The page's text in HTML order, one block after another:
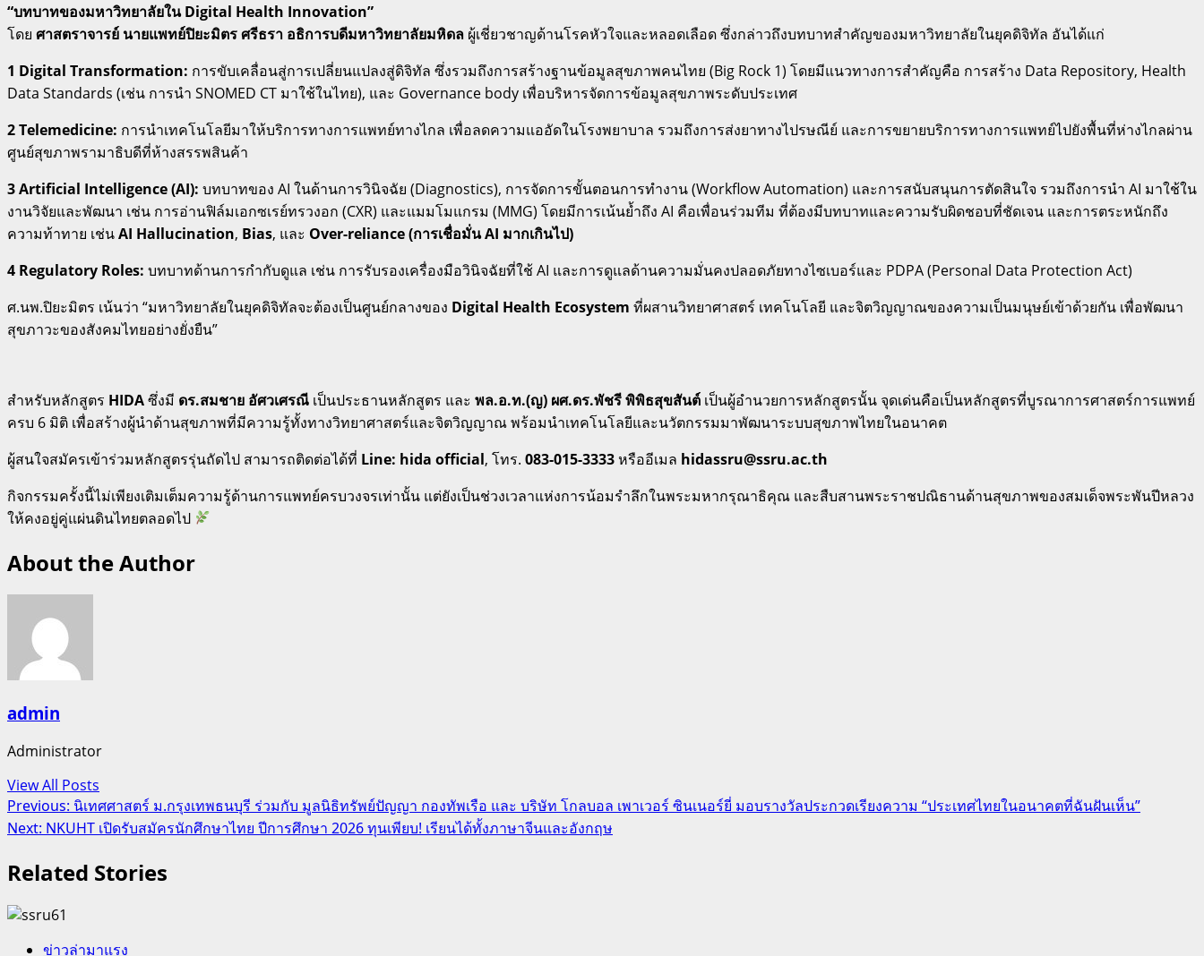
“บทบาทของมหาวิทยาลัยใน Digital Health Innovation”
โดย ศาสตราจารย์ นายแพทย์ปิยะมิตร ศรีธรา อธิการบดีมหาวิทยาลัยมหิดล ผู้เชี่ยวชาญด้านโรคหัวใจและหลอดเลือด ซึ่งกล่าวถึงบทบาทสำคัญของมหาวิทยาลัยในยุคดิจิทัล อันได้แก่
1 Digital Transformation: การขับเคลื่อนสู่การเปลี่ยนแปลงสู่ดิจิทัล ซึ่งรวมถึงการสร้างฐานข้อมูลสุขภาพคนไทย (Big Rock 1) โดยมีแนวทางการสำคัญคือ การสร้าง Data Repository, Health
Data Standards (เช่น การนำ SNOMED CT มาใช้ในไทย), และ Governance body เพื่อบริหารจัดการข้อมูลสุขภาพระดับประเทศ
2 Telemedicine: การนำเทคโนโลยีมาให้บริการทางการแพทย์ทางไกล เพื่อลดความแออัดในโรงพยาบาล รวมถึงการส่งยาทางไปรษณีย์ และการขยายบริการทางการแพทย์ไปยังพื้นที่ห่างไกลผ่าน
ศูนย์สุขภาพรามาธิบดีที่ห้างสรรพสินค้า
3 Artificial Intelligence (AI): บทบาทของ AI ในด้านการวินิจฉัย (Diagnostics), การจัดการขั้นตอนการทำงาน (Workflow Automation) และการสนับสนุนการตัดสินใจ รวมถึงการนำ AI มาใช้ใน
งานวิจัยและพัฒนา เช่น การอ่านฟิล์มเอกซเรย์ทรวงอก (CXR) และแมมโมแกรม (MMG) โดยมีการเน้นย้ำถึง AI คือเพื่อนร่วมทีม ที่ต้องมีบทบาทและความรับผิดชอบที่ชัดเจน และการตระหนักถึง
ความท้าทาย เช่นAI Hallucination, Bias, และ Over-reliance (การเชื่อมั่น AI มากเกินไป)
4 Regulatory Roles: บทบาทด้านการกำกับดูแล เช่น การรับรองเครื่องมือวินิจฉัยที่ใช้ AI และการดูแลด้านความมั่นคงปลอดภัยทางไซเบอร์และ PDPA (Personal Data Protection Act)
ศ.นพ.ปิยะมิตร เน้นว่า “มหาวิทยาลัยในยุคดิจิทัลจะต้องเป็นศูนย์กลางของ Digital Health Ecosystem ที่ผสานวิทยาศาสตร์ เทคโนโลยี และจิตวิญญาณของความเป็นมนุษย์เข้าด้วยกัน เพื่อพัฒนา
สุขภาวะของสังคมไทยอย่างยั่งยืน”
สำหรับหลักสูตร HIDAซึ่งมี ดร.สมชาย อัศวเศรณี เป็นประธานหลักสูตร และ พล.อ.ท.(ญ) ผศ.ดร.พัชรี พิพิธสุขสันต์ เป็นผู้อำนวยการหลักสูตรนั้น จุดเด่นคือเป็นหลักสูตรที่บูรณาการศาสตร์การแพทย์
ครบ 6 มิติ เพื่อสร้างผู้นำด้านสุขภาพที่มีความรู้ทั้งทางวิทยาศาสตร์และจิตวิญญาณ พร้อมนำเทคโนโลยีและนวัตกรรมมาพัฒนาระบบสุขภาพไทยในอนาคต
ผู้สนใจสมัครเข้าร่วมหลักสูตรรุ่นถัดไป สามารถติดต่อได้ที่ Line: hida official, โทร. 083-015-3333หรืออีเมล hidassru@ssru.ac.th
กิจกรรมครั้งนี้ไม่เพียงเติมเต็มความรู้ด้านการแพทย์ครบวงจรเท่านั้น แต่ยังเป็นช่วงเวลาแห่งการน้อมรำลึกในพระมหากรุณาธิคุณ และสืบสานพระราชปณิธานด้านสุขภาพของสมเด็จพระพันปีหลวง
ให้คงอยู่คู่แผ่นดินไทยตลอดไป
About the Author
admin
Administrator
View All Posts
Post
navigation
Previous: นิเทศศาสตร์ ม.กรุงเทพธนบุรี ร่วมกับ มูลนิธิทรัพย์ปัญญา กองทัพเรือ และ บริษัท โกลบอล เพาเวอร์ ซินเนอร์ยี่ มอบรางวัลประกวดเรียงความ “ประเทศไทยในอนาคตที่ฉันฝันเห็น”
Next: NKUHT เปิดรับสมัครนักศึกษาไทย ปีการศึกษา 2026 ทุนเพียบ! เรียนได้ทั้งภาษาจีนและอังกฤษ
Related Stories
ข่าวล่ามาแรง